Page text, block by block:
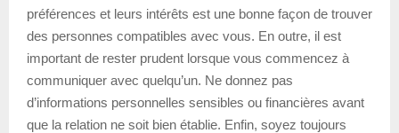
préférences et leurs intérêts est une bonne façon de trouver
des personnes compatibles avec vous. En outre, il est
important de rester prudent lorsque vous commencez à
communiquer avec quelqu’un. Ne donnez pas
d’informations personnelles sensibles ou financières avant
que la relation ne soit bien établie. Enfin, soyez toujours